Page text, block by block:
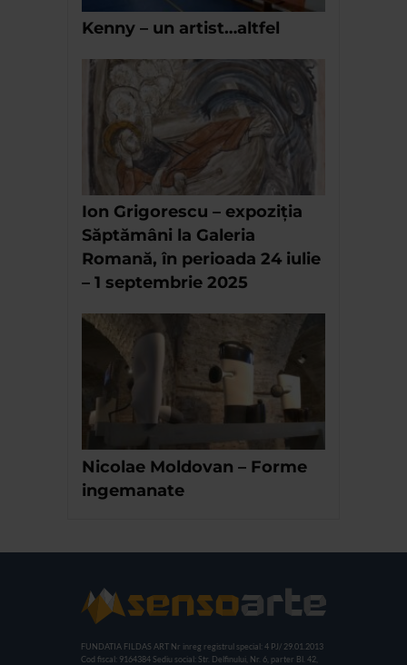
Kenny – un artist…altfel
Ion Grigorescu – expoziția
Săptămâni la Galeria
Romană, în perioada 24 iulie
– 1 septembrie 2025
Nicolae Moldovan – Forme
ingemanate
FUNDATIA FILDAS ART Nr inreg registrul special: 4 PJ/ 29.01.2013
Cod fiscal: 9164384 Sediu social: Str. Delfinului, Nr. 6, parter Bl. 42,